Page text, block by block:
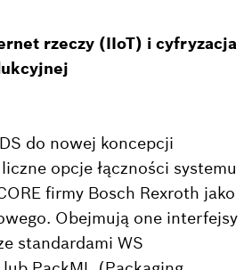
rzeczy (IIoT) i cyfryzacja
do nowej koncepcji
opcje łączności systemu
firmy Bosch Rexroth jako
Obejmują one interfejsy
standardami WS